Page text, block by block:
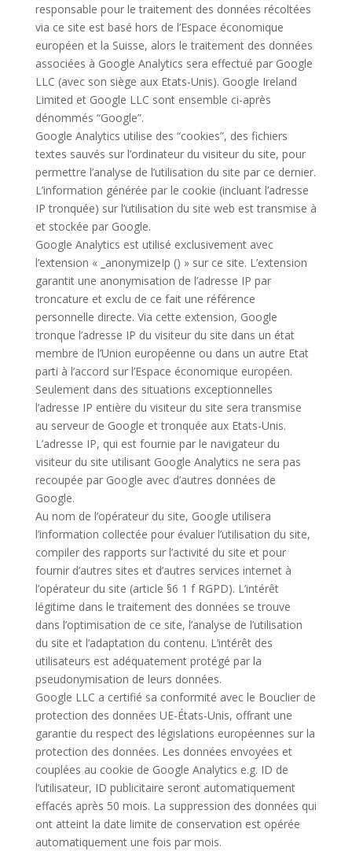
responsable pour le traitement des données récoltées
via ce site est basé hors de l’Espace économique
européen et la Suisse, alors le traitement des données
associées à Google Analytics sera effectué par Google
LLC (avec son siège aux Etats-Unis). Google Ireland
Limited et Google LLC sont ensemble ci-après
dénommés “Google”.
Google Analytics utilise des “cookies”, des fichiers
textes sauvés sur l’ordinateur du visiteur du site, pour
permettre l’analyse de l’utilisation du site par ce dernier.
L’information générée par le cookie (incluant l’adresse
IP tronquée) sur l’utilisation du site web est transmise à
et stockée par Google.
Google Analytics est utilisé exclusivement avec
l’extension « _anonymizeIp () » sur ce site. L’extension
garantit une anonymisation de l’adresse IP par
troncature et exclu de ce fait une référence
personnelle directe. Via cette extension, Google
tronque l’adresse IP du visiteur du site dans un état
membre de l’Union européenne ou dans un autre Etat
parti à l’accord sur l’Espace économique européen.
Seulement dans des situations exceptionnelles
l’adresse IP entière du visiteur du site sera transmise
au serveur de Google et tronquée aux Etats-Unis.
L’adresse IP, qui est fournie par le navigateur du
visiteur du site utilisant Google Analytics ne sera pas
recoupée par Google avec d’autres données de
Google.
Au nom de l’opérateur du site, Google utilisera
l’information collectée pour évaluer l’utilisation du site,
compiler des rapports sur l’activité du site et pour
fournir d’autres sites et d’autres services internet à
l’opérateur du site (article §6 1 f RGPD). L’intérêt
légitime dans le traitement des données se trouve
dans l’optimisation de ce site, l’analyse de l’utilisation
du site et l’adaptation du contenu. L’intérêt des
utilisateurs est adéquatement protégé par la
pseudonymisation de leurs données.
Google LLC a certifié sa conformité avec le Bouclier de
protection des données UE-États-Unis, offrant une
garantie du respect des législations européennes sur la
protection des données. Les données envoyées et
couplées au cookie de Google Analytics e.g. ID de
l’utilisateur, ID publicitaire seront automatiquement
effacés après 50 mois. La suppression des données qui
ont atteint la date limite de conservation est opérée
automatiquement une fois par mois.